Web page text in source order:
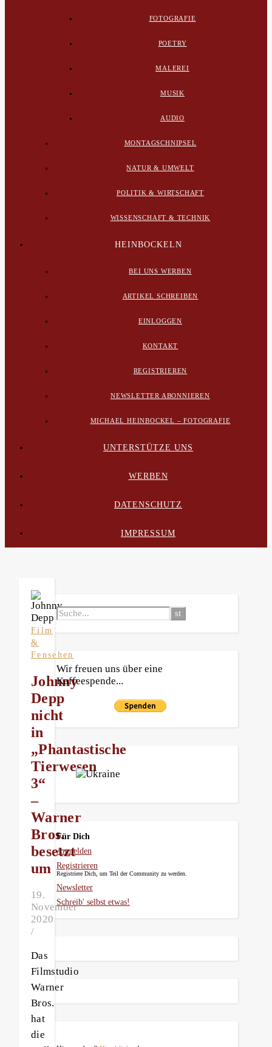
FOTOGRAFIE
POETRY
MALEREI
MUSIK
AUDIO
MONTAGSCHNIPSEL
NATUR & UMWELT
POLITIK & WIRTSCHAFT
WISSENSCHAFT & TECHNIK
HEINBOCKELN
BEI UNS WERBEN
ARTIKEL SCHREIBEN
EINLOGGEN
KONTAKT
REGISTRIEREN
NEWSLETTER ABONNIEREN
MICHAEL HEINBOCKEL – FOTOGRAFIE
UNTERSTÜTZE UNS
WERBEN
DATENSCHUTZ
IMPRESSUM
Film
&
Fensehen
Johnny
Depp
nicht
in
„Phantastische
Tierwesen
3“
–
Warner
Bros.
besetzt
um
19.
November
2020
/
Das
Filmstudio
Warner
Bros.
hat
die
Wir freuen uns über eine
Kaffeespende...
Für Dich
Anmelden
Registrieren
Registriere Dich, um Teil der Community zu werden.
Newsletter
Schreib' selbst etwas!